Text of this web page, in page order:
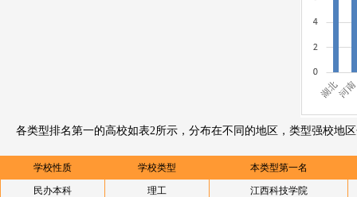
各类型排名第一的高校如表2所示，分布在不同的地区，类型强校地
学校性质 学校类型 本类型第一名
民办本科 理工 江西科技学院